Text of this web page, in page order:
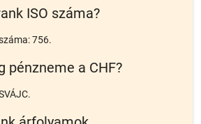
ISO száma?
756.
pénzneme a CHF?